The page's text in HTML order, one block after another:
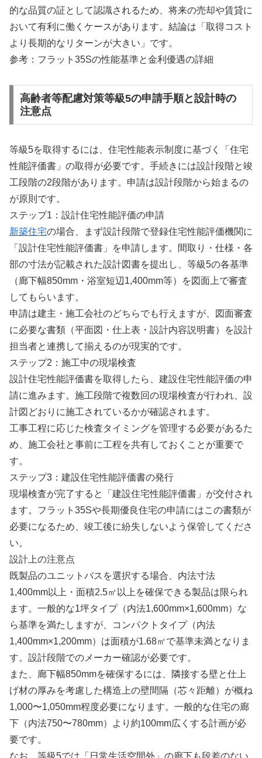
的な品質の証として認識されるため、将来の売却や賃貸に
おいて有利に働くケースがあります。結論は「取得コスト
より長期的なリターンが大きい」です。
参考：フラット35Sの性能基準と金利優遇の詳細
高齢者等配慮対策等級5の申請手順と設計時の
注意点
等級5を取得するには、住宅性能表示制度に基づく「住宅
性能評価書」の取得が必要です。手続きには設計段階と竣
工段階の2段階があります。申請は設計段階から始まるの
が原則です。
ステップ1：設計住宅性能評価の申請
新築住宅の場合、まず設計段階で登録住宅性能評価機関に
「設計住宅性能評価書」を申請します。間取り・仕様・各
部の寸法が記載された設計図書を提出し、等級5の各基準
（廊下幅850mm・浴室短辺1,400mm等）を図面上で審査
してもらいます。
申請は建主・施工会社のどちらでも行えますが、図面審査
に必要な書類（平面図・仕上表・設計内容説明書）を設計
担当者と連携して揃えるのが現実的です。
ステップ2：施工中の現場検査
設計住宅性能評価書を取得したら、建設住宅性能評価の申
請に進みます。施工段階で複数回の現場検査が行われ、設
計図どおりに施工されているかが確認されます。
工事工程に応じた検査タイミングを管理する必要があるた
め、施工会社と事前に工程を共有しておくことが重要で
す。
ステップ3：建設住宅性能評価書の発行
現場検査が完了すると「建設住宅性能評価書」が交付され
ます。フラット35Sや長期優良住宅の申請にはこの書類が
必要になるため、竣工後に紛失しないよう保管してくださ
い。
設計上の注意点
既製品のユニットバスを選択する場合、内法寸法
1,400mm以上・面積2.5㎡以上を確保できる製品は限られ
ます。一般的な1坪タイプ（内法1,600mm×1,600mm）な
ら基準を満たしますが、コンパクトタイプ（内法
1,400mm×1,200mm）は面積が1.68㎡で基準未満となりま
す。設計段階でのメーカー確認が必要です。
また、廊下幅850mmを確保するには、隣接する壁と仕上
げ材の厚みを考慮した構造上の壁間隔（芯々距離）が概ね
1,000〜1,050mm程度必要になります。一般的な住宅の廊
下（内法750〜780mm）より約100mm広くする計画が必
要です。
なお、等級5では「日常生活空間外」の廊下も段差のない